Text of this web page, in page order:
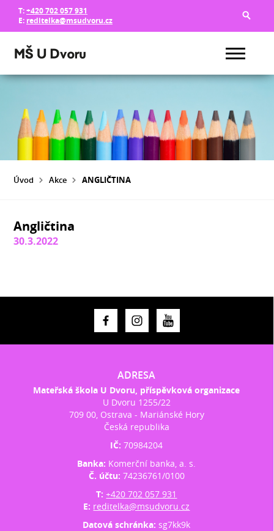
T:+420 702 057 931
E: reditelka@msudvoru.cz
Úvod Akce ANGLIČTINA
Angličtina
30.3.2022
ADRESA
Mateřská škola U Dvoru, příspěvková organizace
U Dvoru 1255/22
709 00, Ostrava - Mariánské Hory
Česká republika
IČ:70984204
Banka: Komerční banka, a. s.
Č. účtu: 74236761/0100
T:+420 702 057 931
E: reditelka@msudvoru.cz
Datová schránka:sg7kk9k